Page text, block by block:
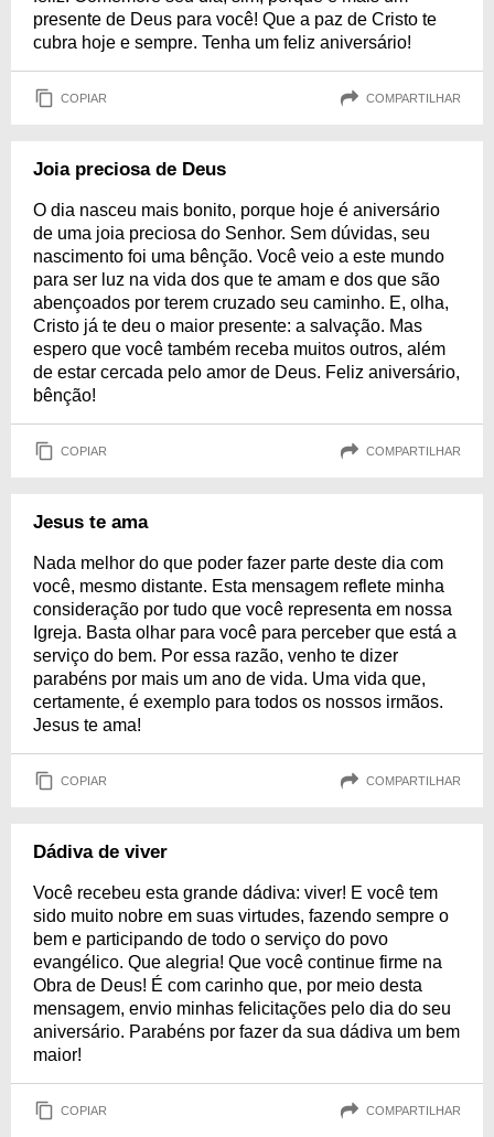
presente de Deus para você! Que a paz de Cristo te
cubra hoje e sempre. Tenha um feliz aniversário!
COPIAR COMPARTILHAR
Joia preciosa de Deus
O dia nasceu mais bonito, porque hoje é aniversário
de uma joia preciosa do Senhor. Sem dúvidas, seu
nascimento foi uma bênção. Você veio a este mundo
para ser luz na vida dos que te amam e dos que são
abençoados por terem cruzado seu caminho. E, olha,
Cristo já te deu o maior presente: a salvação. Mas
espero que você também receba muitos outros, além
de estar cercada pelo amor de Deus. Feliz aniversário,
bênção!
COPIAR COMPARTILHAR
Jesus te ama
Nada melhor do que poder fazer parte deste dia com
você, mesmo distante. Esta mensagem reflete minha
consideração por tudo que você representa em nossa
Igreja. Basta olhar para você para perceber que está a
serviço do bem. Por essa razão, venho te dizer
parabéns por mais um ano de vida. Uma vida que,
certamente, é exemplo para todos os nossos irmãos.
Jesus te ama!
COPIAR COMPARTILHAR
Dádiva de viver
Você recebeu esta grande dádiva: viver! E você tem
sido muito nobre em suas virtudes, fazendo sempre o
bem e participando de todo o serviço do povo
evangélico. Que alegria! Que você continue firme na
Obra de Deus! É com carinho que, por meio desta
mensagem, envio minhas felicitações pelo dia do seu
aniversário. Parabéns por fazer da sua dádiva um bem
maior!
COPIAR COMPARTILHAR